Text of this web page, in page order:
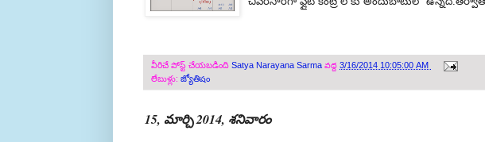
వీరిచే పోస్ట్ చేయబడింది Satya Narayana Sarma వద్ద 3/16/2014 10:05:00 AM
లేబుళ్లు: జ్యోతిషం
15, మార్చి 2014, శనివారం